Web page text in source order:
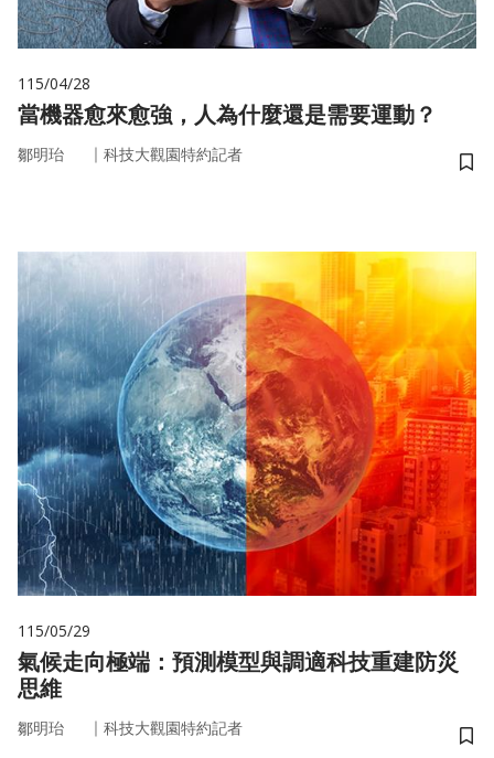
115/04/28
當機器愈來愈強，人為什麼還是需要運動？
鄒明珆 ｜ 科技大觀園特約記者
儲
115/05/29
氣候走向極端：預測模型與調適科技重建防災
思維
鄒明珆 ｜ 科技大觀園特約記者
儲